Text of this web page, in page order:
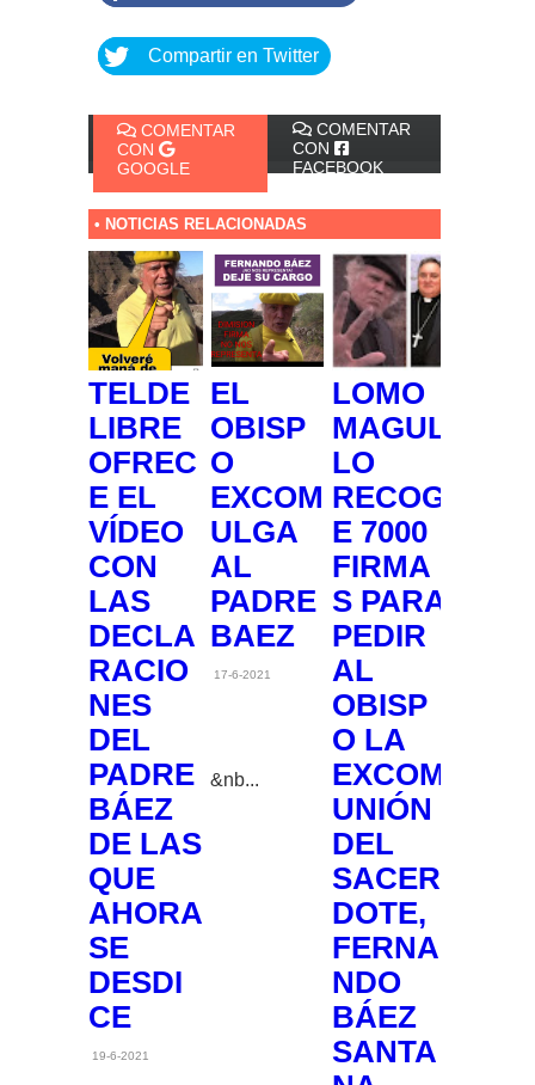
Compartir en Twitter
COMENTAR
CON
GOOGLE
COMENTAR
CON
FACEBOOK
• NOTICIAS RELACIONADAS
TELDE
LIBRE
OFREC
E EL
VÍDEO
CON
LAS
DECLA
RACIO
NES
DEL
PADRE
BÁEZ
DE LAS
QUE
AHORA
SE
DESDI
CE
19-6-2021
EL
OBISP
O
EXCOM
ULGA
AL
PADRE
BAEZ
17-6-2021
&nb...
LOMO
MAGUL
LO
RECOG
E 7000
FIRMA
S PARA
PEDIR
AL
OBISP
O LA
EXCOM
UNIÓN
DEL
SACER
DOTE,
FERNA
NDO
BÁEZ
SANTA